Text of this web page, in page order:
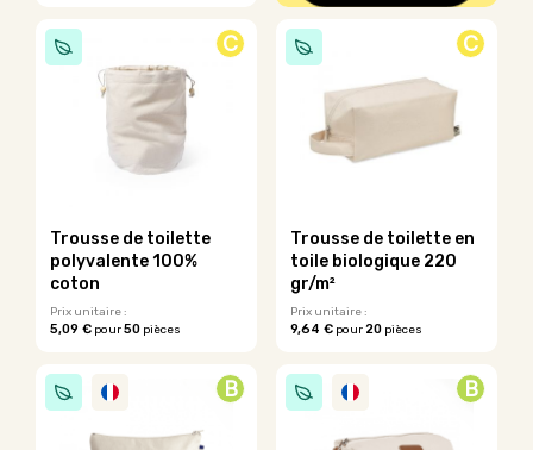
produit
a
plusieurs
variations.
peuvent
sur
page
produit
C
Trousse de toilette
polyvalente 100%
coton
Prix unitaire :
5,09 € pour50 pièces
produit
a
plusieurs
variations.
C
Trousse de toilette en
toile biologique 220
gr/m²
Prix unitaire :
9,64 €pour20pièces
produit
a
plusieurs
variations.
B B